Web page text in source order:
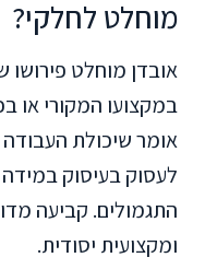
מוחלט לחלקי?
אובדן מוחלט
במקצועו המקורי או
אומר שיכולת
לעסוק בעיסוק
התגמולים. קביעה
ומקצועית יסודית.